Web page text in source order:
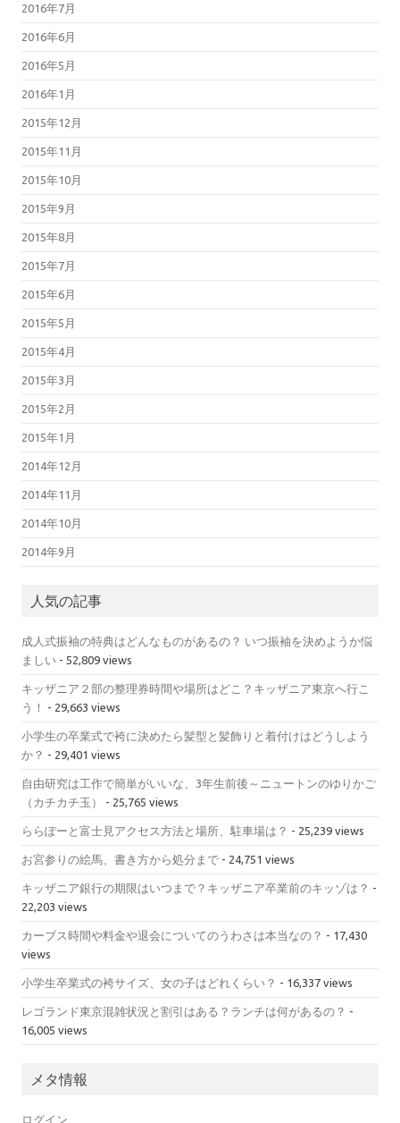
2016年7月
2016年6月
2016年5月
2016年1月
2015年12月
2015年11月
2015年10月
2015年9月
2015年8月
2015年7月
2015年6月
2015年5月
2015年4月
2015年3月
2015年2月
2015年1月
2014年12月
2014年11月
2014年10月
2014年9月
人気の記事
成人式振袖の特典はどんなものがあるの？ いつ振袖を決めようか悩
ましい - 52,809 views
キッザニア２部の整理券時間や場所はどこ？キッザニア東京へ行こ
う！
- 29,663 views
小学生の卒業式で袴に決めたら髪型と髪飾りと着付けはどうしよう
か？ - 29,401 views
自由研究は工作で簡単がいいな、3年生前後～ニュートンのゆりかご
（カチカチ玉）
- 25,765 views
ららぽーと富士見アクセス方法と場所、駐車場は？ - 25,239 views
お宮参りの絵馬、書き方から処分まで - 24,751 views
キッザニア銀行の期限はいつまで？キッザニア卒業前のキッゾは？ -
22,203 views
カーブス時間や料金や退会についてのうわさは本当なの？ - 17,430
views
小学生卒業式の袴サイズ、女の子はどれくらい？ - 16,337 views
レゴランド東京混雑状況と割引はある？ランチは何があるの？ -
16,005 views
メタ情報
ログイン